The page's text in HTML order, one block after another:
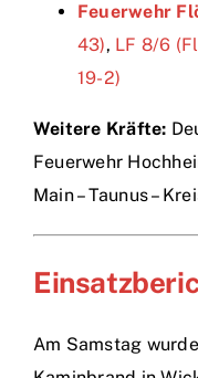
Feuerwehr
43), LF 8/6
19-2)
Weitere Kräfte:
Feuerwehr
Main – Taunus –
Am Samstag